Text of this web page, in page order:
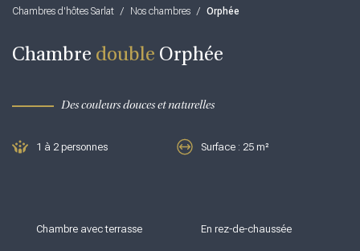
Chambres d'hôtes Sarlat / Nos chambres / Orphée
Chambre double Orphée
Des couleurs douces et naturelles
1 à 2 personnes Surface : 25 m²
Chambre avec terrasse En rez-de-chaussée